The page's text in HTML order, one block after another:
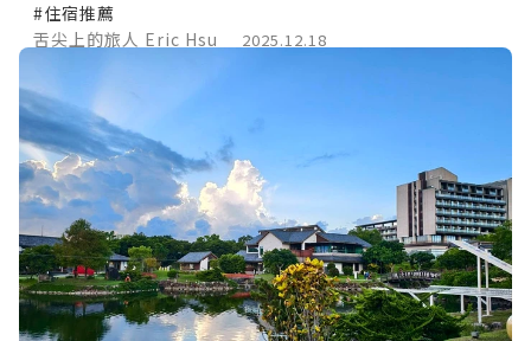
#住宿推薦
舌尖上的旅人 Eric Hsu
2025.12.18